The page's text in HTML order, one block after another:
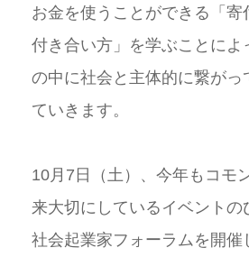
お金を使うことができる「寄
付き合い方」を学ぶことによ
の中に社会と主体的に繋がっ
ていきます。
10月7日（土）、今年もコモ
来大切にしているイベントの
社会起業家フォーラムを開催